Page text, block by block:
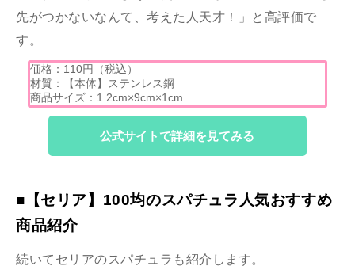
先がつかないなんて、考えた人天才！」と高評価で
す。
価格：110円（税込）
材質：【本体】ステンレス鋼
商品サイズ：1.2cm×9cm×1cm
公式サイトで詳細を見てみる
■【セリア】100均のスパチュラ人気おすすめ
商品紹介
続いてセリアのスパチュラも紹介します。